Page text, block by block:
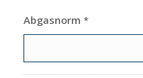
Abgasnorm *